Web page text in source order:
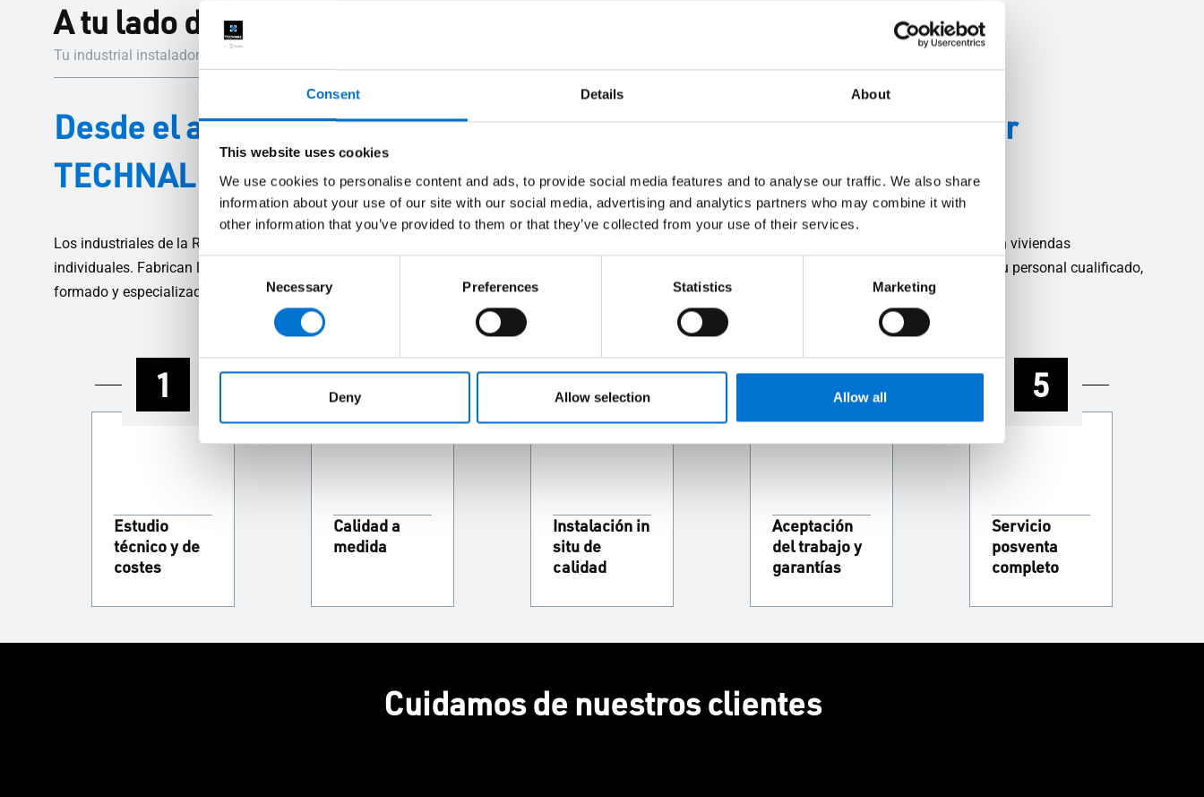
Consent Details About
This website uses cookies
We use cookies to personalise content and ads, to provide social media features and to analyse our traffic. We also share
information about your use of our site with our social media, advertising and analytics partners who may combine it with
other information that you’ve provided to them or that they’ve collected from your use of their services.
Consent
Selection
Necessary Preferences Statistics Marketing
Deny Allow selection Allow all
A tu lado durante todo el proyecto
Tu industrial instalador Aluminier TECHNAL te guiará paso a paso en cada fase del proyecto.
Desde el asesoramiento hasta la instalación, tu industrial Aluminier
TECHNAL a tu lado cada momento.
Los industriales de la Red Aluminier TECHNAL son empresas independientes, reconocidas por su experiencia tanto en proyectos a gran escala como en viviendas
individuales. Fabrican los sistemas de carpintería de aluminio a medida en sus propios talleres y los instalan ellos mismos con sus propios equipos. Su personal cualificado,
formado y especializado te ayudará en todas las fases del proyecto, desde el diseño hasta la instalación en obra.
1
Estudio
técnico y de
costes
2
Calidad a
medida
3
Instalación in
situ de
calidad
4
Aceptación
del trabajo y
garantías
5
Servicio
posventa
completo
Cuidamos de nuestros clientes